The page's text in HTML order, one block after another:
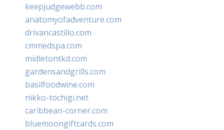
keepjudgewebb.com
anatomyofadventure.com
drivancastillo.com
cmmedspa.com
midletontkd.com
gardensandgrills.com
basilfoodwine.com
nikko-tochigi.net
caribbean-corner.com
bluemoongiftcards.com